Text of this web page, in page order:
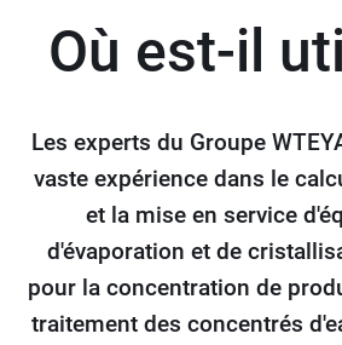
Où est-il
Les experts du Groupe
vaste expérience dans le
et la mise en service
d'évaporation et de
pour la concentration de
traitement des concentrés